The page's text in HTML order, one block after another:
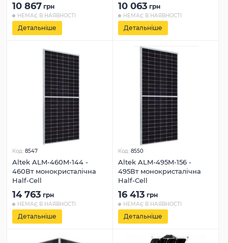
10 867 грн
НЕМАЄ В НАЯВНОСТІ
Детальніше
10 063 грн
НЕМАЄ В НАЯВНОСТІ
Детальніше
Код: 8547
Altek ALM-460M-144 -
460Вт монокристалічна
Half-Cell
14 763 грн
НЕМАЄ В НАЯВНОСТІ
Детальніше
Код: 8550
Altek ALM-495M-156 -
495Вт монокристалічна
Half-Cell
16 413 грн
НЕМАЄ В НАЯВНОСТІ
Детальніше